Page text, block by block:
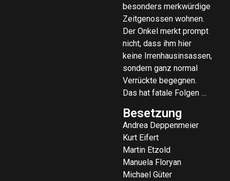
besonders merkwürdige
Zeitgenossen wohnen.
Der Onkel merkt prompt
nicht, dass ihm hier
keine Irrenhausinsassen,
sondern ganz normal
Verrückte begegnen.
Das hat fatale Folgen …
Besetzung
Andrea Deppenmeier
Kurt Eifert
Martin Etzold
Manuela Floryan
Michael Güter